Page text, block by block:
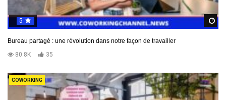
5
Bureau partagé : une révolution dans notre façon de travailler
80.8K
35
COWORKING